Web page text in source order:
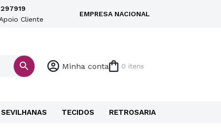
Cliente
EMPRESA NACIONAL
Minha conta 0 itens
SEVILHANAS TECIDOS RETROSARIA